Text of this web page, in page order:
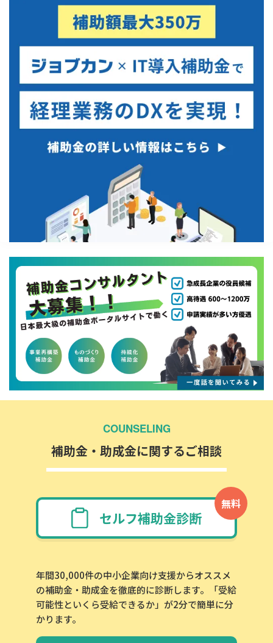
COUNSELING
補助金・助成金に関するご相談
無料
セルフ補助金診断
年間30,000件の中小企業向け支援からオススメ
の補助金・助成金を徹底的に診断します。「受給
可能性といくら受給できるか」が2分で簡単に分
かります。